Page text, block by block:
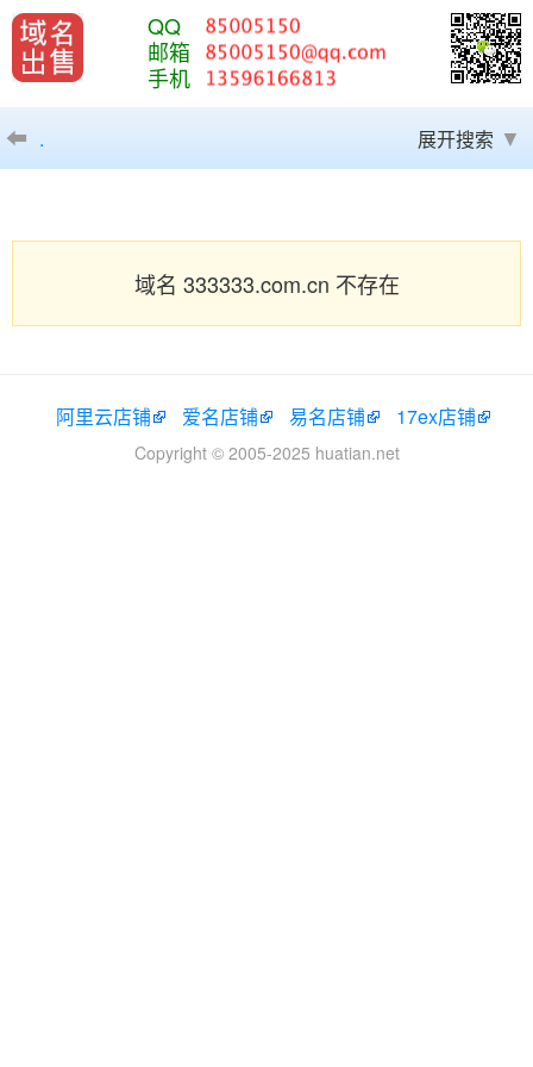
QQ
邮箱
手机
. 展开搜索
域名 333333.com.cn 不存在
阿里云店铺 爱名店铺 易名店铺 17ex店铺
Copyright © 2005-2025 huatian.net